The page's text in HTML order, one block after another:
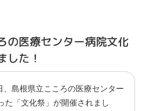
の医療センター病院文化
した！
、島根県立こころの医療センター
た「文化祭」が開催されまし